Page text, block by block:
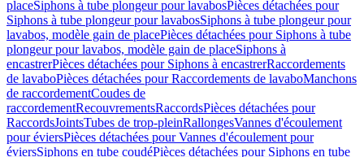
placeSiphons à tube plongeur pour lavabosPièces détachées pour
Siphons à tube plongeur pour lavabosSiphons à tube plongeur pour
lavabos, modèle gain de placePièces détachées pour Siphons à tube
plongeur pour lavabos, modèle gain de placeSiphons à
encastrerPièces détachées pour Siphons à encastrerRaccordements
de lavaboPièces détachées pour Raccordements de lavaboManchons
de raccordementCoudes de
raccordementRecouvrementsRaccordsPièces détachées pour
RaccordsJointsTubes de trop-pleinRallongesVannes d'écoulement
pour éviersPièces détachées pour Vannes d'écoulement pour
éviersSiphons en tube coudéPièces détachées pour Siphons en tube